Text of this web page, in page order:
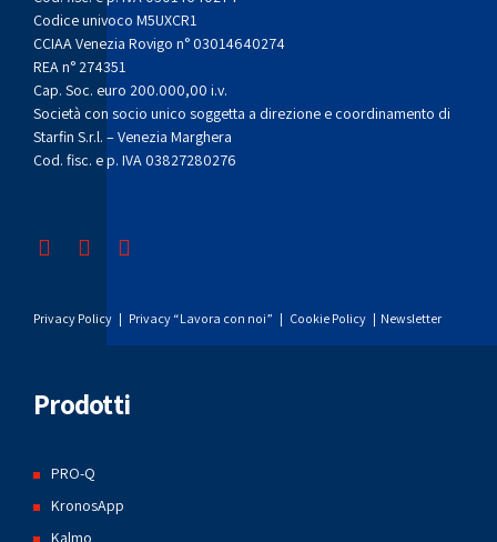
Codice univoco M5UXCR1
CCIAA Venezia Rovigo n° 03014640274
REA n° 274351
Cap. Soc. euro 200.000,00 i.v.
Società con socio unico soggetta a direzione e coordinamento di
Starfin S.r.l. – Venezia Marghera
Cod. fisc. e p. IVA 03827280276
Privacy Policy | Privacy “Lavora con noi” | Cookie Policy | Newsletter
Prodotti
PRO-Q
KronosApp
Kalmo